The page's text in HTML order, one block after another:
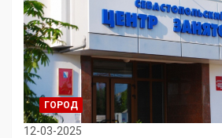
ГОРОД
12-03-2025